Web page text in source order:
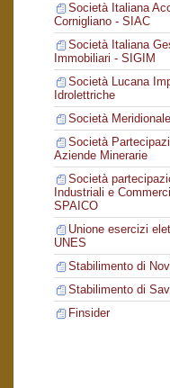
Società Italiana
Cornigliano - SIAC
Società Italiana
Immobiliari - SIGIM
Società Lucana
Idrolettriche
Società
Società
Aziende Minerarie
Società
Industriali e
SPAICO
Unione esercizi
UNES
Stabilimento di
Stabilimento di
Finsider